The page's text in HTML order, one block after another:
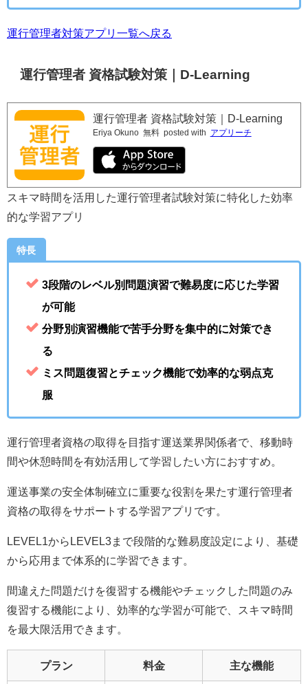
運行管理者対策アプリ一覧へ戻る
運行管理者 資格試験対策｜D-Learning
運行管理者 資格試験対策｜D-Learning
Eriya Okuno 無料 posted with アプリーチ
スキマ時間を活用した運行管理者試験対策に特化した効率
的な学習アプリ
特長
3段階のレベル別問題演習で難易度に応じた学習
が可能
分野別演習機能で苦手分野を集中的に対策でき
る
ミス問題復習とチェック機能で効率的な弱点克
服
運行管理者資格の取得を目指す運送業界関係者で、移動時
間や休憩時間を有効活用して学習したい方におすすめ。
運送事業の安全体制確立に重要な役割を果たす運行管理者
資格の取得をサポートする学習アプリです。
LEVEL1からLEVEL3まで段階的な難易度設定により、基礎
から応用まで体系的に学習できます。
間違えた問題だけを復習する機能やチェックした問題のみ
復習する機能により、効率的な学習が可能で、スキマ時間
を最大限活用できます。
プラン 料金 主な機能